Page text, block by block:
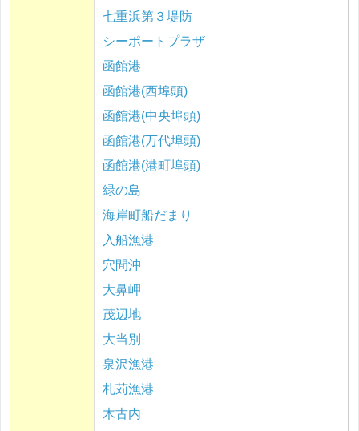
七重浜第３堤防
シーポートプラザ
函館港
函館港(西埠頭)
函館港(中央埠頭)
函館港(万代埠頭)
函館港(港町埠頭)
緑の島
海岸町船だまり
入船漁港
穴間沖
大鼻岬
茂辺地
大当別
泉沢漁港
札苅漁港
木古内